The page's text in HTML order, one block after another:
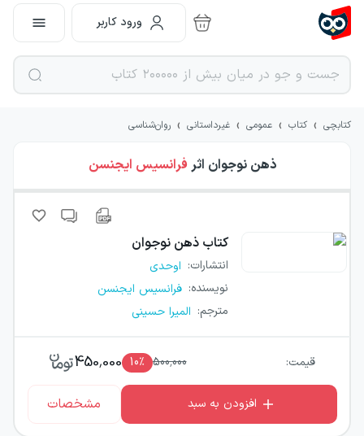
ورود کاربر
کتابچی › کتاب › عمومی › غیرداستانی › روان‌شناسی
ذهن نوجوان اثر فرانسیس ایجنسن
کتاب ذهن نوجوان
انتشارات: اوحدی
نویسنده: فرانسیس ایجنسن
مترجم: المیرا حسینی
قیمت: 500,000
10٪ 450,000
افزودن به سبد مشخصات